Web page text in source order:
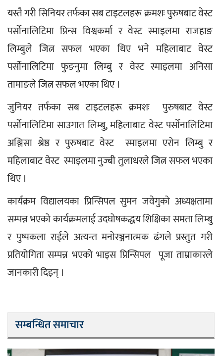
यस्तै गरी सिनियर तर्फका सब टाइटलहरू क्रमशः पुरुषबाट वेस्ट
पर्साेनालिटिमा प्रिन्स विश्वकर्मा र वेस्ट स्माइलमा राजहाङ
लिम्बुले जित्न सफल भएका थिए भने महिलाबाट वेस्ट
पर्साेनालिटिमा फुङनुमा लिम्बु र वेस्ट स्माइलमा अनिसा
तामाङले जित्न सफल भएका थिए ।
जुनियर तर्फका सब टाइटलहरू क्रमशः  पुरुषबाट वेस्ट
पर्साेनालिटिमा साउगात लिम्बु, महिलाबाट वेस्ट पर्साेनालिटिमा
अश्लिसा श्रेष्ठ र पुरुषबाट वेस्ट  स्माइलमा एरोन लिम्बु र
महिलाबाट वेस्ट  स्माइलमा नुज्बी तुलाधरले जित्न सफल भएका
थिए ।
कार्यक्रम विद्यालयका प्रिन्सिपल सुमन जवेगुको अध्यक्षतामा
सम्पन्न भएको कार्यक्रमलाई उदघोषकद्धय शिक्षिका समता लिम्बु
र पुष्पकला राईले अत्यन्त मनोरञ्जनात्मक ढंगले प्रस्तुत गरी
प्रतियोगिता सम्पन्न भएको भाइस प्रिन्सिपल  पूजा ताम्राकारले
जानकारी दिइन् ।
सम्बन्धित समाचार